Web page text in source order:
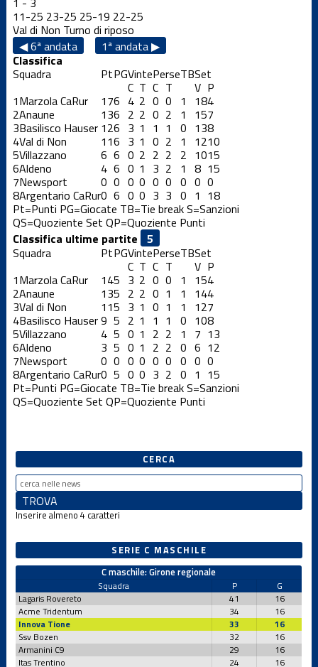
11-25 23-25 25-19 22-25
Val di Non Turno di riposo
◀ 6ª andata
1ª andata ▶
Classifica
Squadra PtPGVintePerseTBSet
C T C T V P
1Marzola CaRur 176 4 2 0 0 1 184
2Anaune 136 2 2 0 2 1 157
3Basilisco Hauser 126 3 1 1 1 0 138
4Val di Non 116 3 1 0 2 1 1210
5Villazzano 6 6 0 2 2 2 2 1015
6Aldeno 4 6 0 1 3 2 1 8 15
7Newsport 0 0 0 0 0 0 0 0 0
8Argentario CaRur0 6 0 0 3 3 0 1 18
Pt=Punti PG=Giocate TB=Tie breakS=Sanzioni
QS=Quoziente Set QP=Quoziente Punti
Classifica ultime partite
Squadra
PtPGVintePerseTBSet
C T C T V P
1Marzola CaRur 145 3 2 0 0 1 154
2Anaune 135 2 2 0 1 1 144
3Val di Non 115 3 1 0 1 1 127
4Basilisco Hauser9 5 2 1 1 1 0 108
5Villazzano 4 5 0 1 2 2 1 7 13
6Aldeno 3 5 0 1 2 2 0 6 12
7Newsport 0 0 0 0 0 0 0 0 0
8Argentario CaRur0 5 0 0 3 2 0 1 15
Pt=Punti PG=Giocate TB=Tie breakS=Sanzioni
QS=Quoziente Set QP=Quoziente Punti
CERCA
Inserire almeno 4 caratteri
SERIE C MASCHILE
C maschile: Girone regionale
Squadra P
G
Lagaris Rovereto
41
16
Acme Tridentum
34
16
Innova Tione
33
16
Ssv Bozen
32
16
Armanini C9
29
16
Itas Trentino
24 16